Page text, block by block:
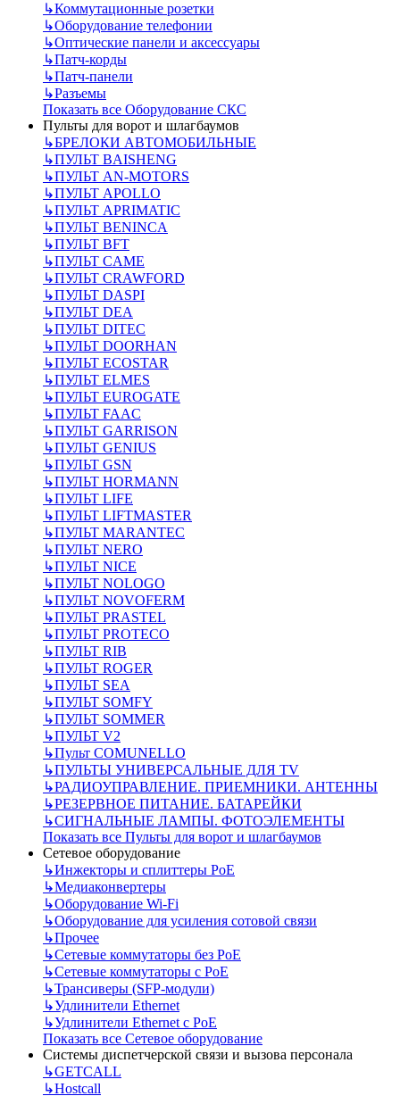
↳Коммутационные розетки
↳Оборудование телефонии
↳Оптические панели и аксессуары
↳Патч-корды
↳Патч-панели
↳Разъемы
Показать все Оборудование СКС
Пульты для ворот и шлагбаумов
↳БРЕЛОКИ АВТОМОБИЛЬНЫЕ
↳ПУЛЬТ BAISHENG
↳ПУЛЬТ AN-MOTORS
↳ПУЛЬТ APOLLO
↳ПУЛЬТ APRIMATIC
↳ПУЛЬТ BENINCA
↳ПУЛЬТ BFT
↳ПУЛЬТ CAME
↳ПУЛЬТ CRAWFORD
↳ПУЛЬТ DASPI
↳ПУЛЬТ DEA
↳ПУЛЬТ DITEC
↳ПУЛЬТ DOORHAN
↳ПУЛЬТ ECOSTAR
↳ПУЛЬТ ELMES
↳ПУЛЬТ EUROGATE
↳ПУЛЬТ FAAC
↳ПУЛЬТ GARRISON
↳ПУЛЬТ GENIUS
↳ПУЛЬТ GSN
↳ПУЛЬТ HORMANN
↳ПУЛЬТ LIFE
↳ПУЛЬТ LIFTMASTER
↳ПУЛЬТ MARANTEC
↳ПУЛЬТ NERO
↳ПУЛЬТ NICE
↳ПУЛЬТ NOLOGO
↳ПУЛЬТ NOVOFERM
↳ПУЛЬТ PRASTEL
↳ПУЛЬТ PROTECO
↳ПУЛЬТ RIB
↳ПУЛЬТ ROGER
↳ПУЛЬТ SEA
↳ПУЛЬТ SOMFY
↳ПУЛЬТ SOMMER
↳ПУЛЬТ V2
↳Пульт СOMUNELLO
↳ПУЛЬТЫ УНИВЕРСАЛЬНЫЕ ДЛЯ TV
↳РАДИОУПРАВЛЕНИЕ. ПРИЕМНИКИ. АНТЕННЫ
↳РЕЗЕРВНОЕ ПИТАНИЕ. БАТАРЕЙКИ
↳СИГНАЛЬНЫЕ ЛАМПЫ. ФОТОЭЛЕМЕНТЫ
Показать все Пульты для ворот и шлагбаумов
Сетевое оборудование
↳Инжекторы и сплиттеры РоЕ
↳Медиаконвертеры
↳Оборудование Wi-Fi
↳Оборудование для усиления сотовой связи
↳Прочее
↳Сетевые коммутаторы без РоЕ
↳Сетевые коммутаторы с РоЕ
↳Трансиверы (SFP-модули)
↳Удлинители Ethernet
↳Удлинители Ethernet с PoE
Показать все Сетевое оборудование
Системы диспетчерской связи и вызова персонала
↳GETCALL
↳Hostcall